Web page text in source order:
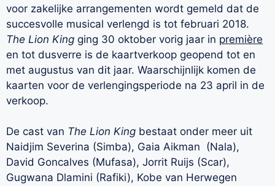
voor zakelijke arrangementen wordt gemeld dat de
succesvolle musical verlengd is tot februari 2018.
The Lion King ging 30 oktober vorig jaar in première
en tot dusverre is de kaartverkoop geopend tot en
met augustus van dit jaar. Waarschijnlijk komen de
kaarten voor de verlengingsperiode na 23 april in de
verkoop.
De cast van The Lion King bestaat onder meer uit
Naidjim Severina (Simba), Gaia Aikman (Nala),
David Goncalves (Mufasa), Jorrit Ruijs (Scar),
Gugwana Dlamini (Rafiki), Kobe van Herwegen